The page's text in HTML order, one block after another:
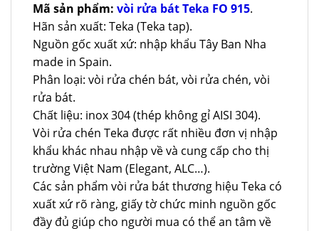
Mã sản phẩm: vòi rửa bát Teka FO 915.
Hãn sản xuất: Teka (Teka tap).
Nguồn gốc xuất xứ: nhập khẩu Tây Ban Nha
made in Spain.
Phân loại: vòi rửa chén bát, vòi rửa chén, vòi
rửa bát.
Chất liệu: inox 304 (thép không gỉ AISI 304).
Vòi rửa chén Teka được rất nhiều đơn vị nhập
khẩu khác nhau nhập về và cung cấp cho thị
trường Việt Nam (Elegant, ALC…).
Các sản phẩm vòi rửa bát thương hiệu Teka có
xuất xứ rõ ràng, giấy tờ chức minh nguồn gốc
đầy đủ giúp cho người mua có thể an tâm về